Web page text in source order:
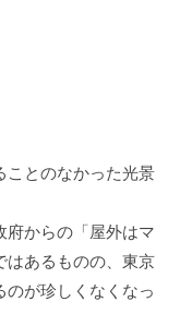
ことのなかった光景
府からの「屋外はマ
はあるものの、東京
のが珍しくなくなっ